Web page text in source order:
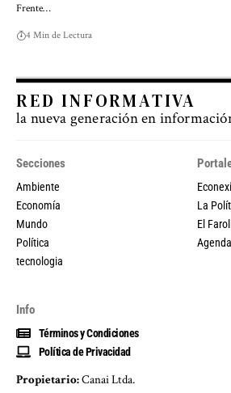
Frente…
4 Min de Lectura
RED INFORMATIVA
la nueva generación en
Secciones
Ambiente
Economía
Mundo
Política
tecnologia
La
El
Info
Términos y Condiciones
Política de Privacidad
Propietario:Canai Ltda.